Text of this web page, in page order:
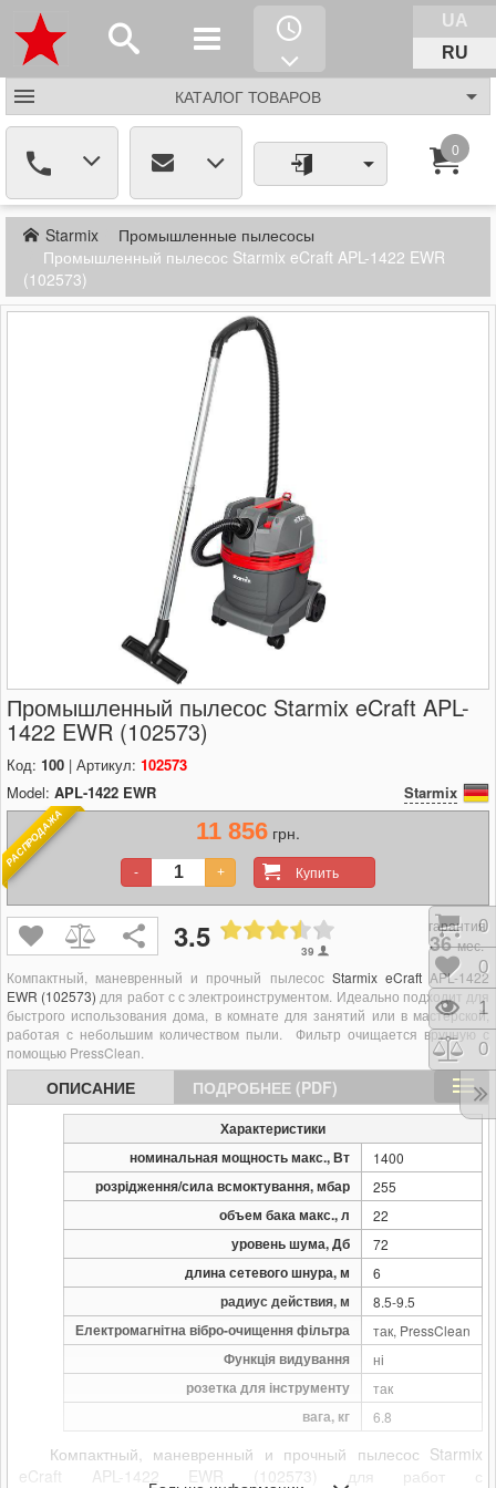
UA
RU
КАТАЛОГ ТОВАРОВ
0
Starmix
Промышленные пылесосы
Промышленный пылесос Starmix eCraft APL-1422 EWR
(102573)
Промышленный пылесос Starmix eCraft APL-
1422 EWR (102573)
Код: 100 | Артикул: 102573
Model: APL-1422 EWR Starmix
РАСПРОДАЖА 11 856 грн.
Купить
- +
3.5 39
гарантия
36 мес.
Компактный, маневренный и прочный пылесос Starmix eCraft APL-1422
EWR (102573) для работ сс электроинструментом. Идеально подходит для
быстрого использования дома, в комнате для занятий или в мастерской,
работая с небольшим количеством пыли. Фильтр очищается вручную с
помощью PressClean.
ОПИСАНИЕ ПОДРОБНЕЕ (PDF)
Характеристики
номинальная мощность макс., Вт
1400
розрідження/сила всмоктування, мбар 255
объем бака макс., л 22
уровень шума, Дб 72
длина сетевого шнура, м 6
радиус действия, м 8.5-9.5
Електромагнітна вібро-очищення фільтра так, PressClean
Функція видування ні
розетка для інструменту так
вага, кг 6.8
Компактный, маневренный и прочный пылесос Starmix
eCraft APL-1422 EWR (102573) для работ с
0
0
1
0